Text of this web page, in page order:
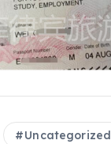
Uncategorized